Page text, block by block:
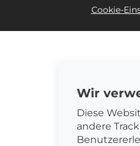
Wir
Diese
andere
Cookie-